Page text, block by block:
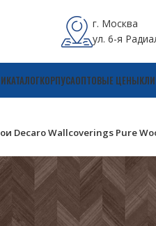
г. Москва
ул. 6-я
КАТАЛОГКОРПУСАОПТОВЫЕ ЦЕНЫ
Decaro Wallcoverings Pure